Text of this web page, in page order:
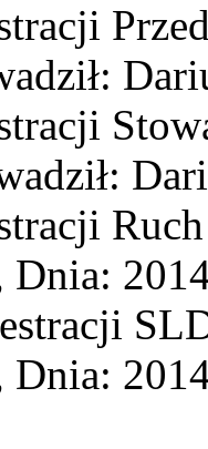
Dnia:
Dnia: